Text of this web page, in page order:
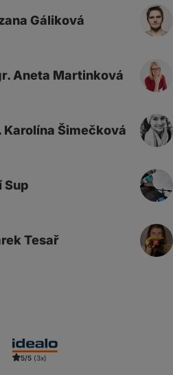
Gáliková
Aneta Martinková
Karolína Šimečková
Sup
Tesař
5/5 (3x)